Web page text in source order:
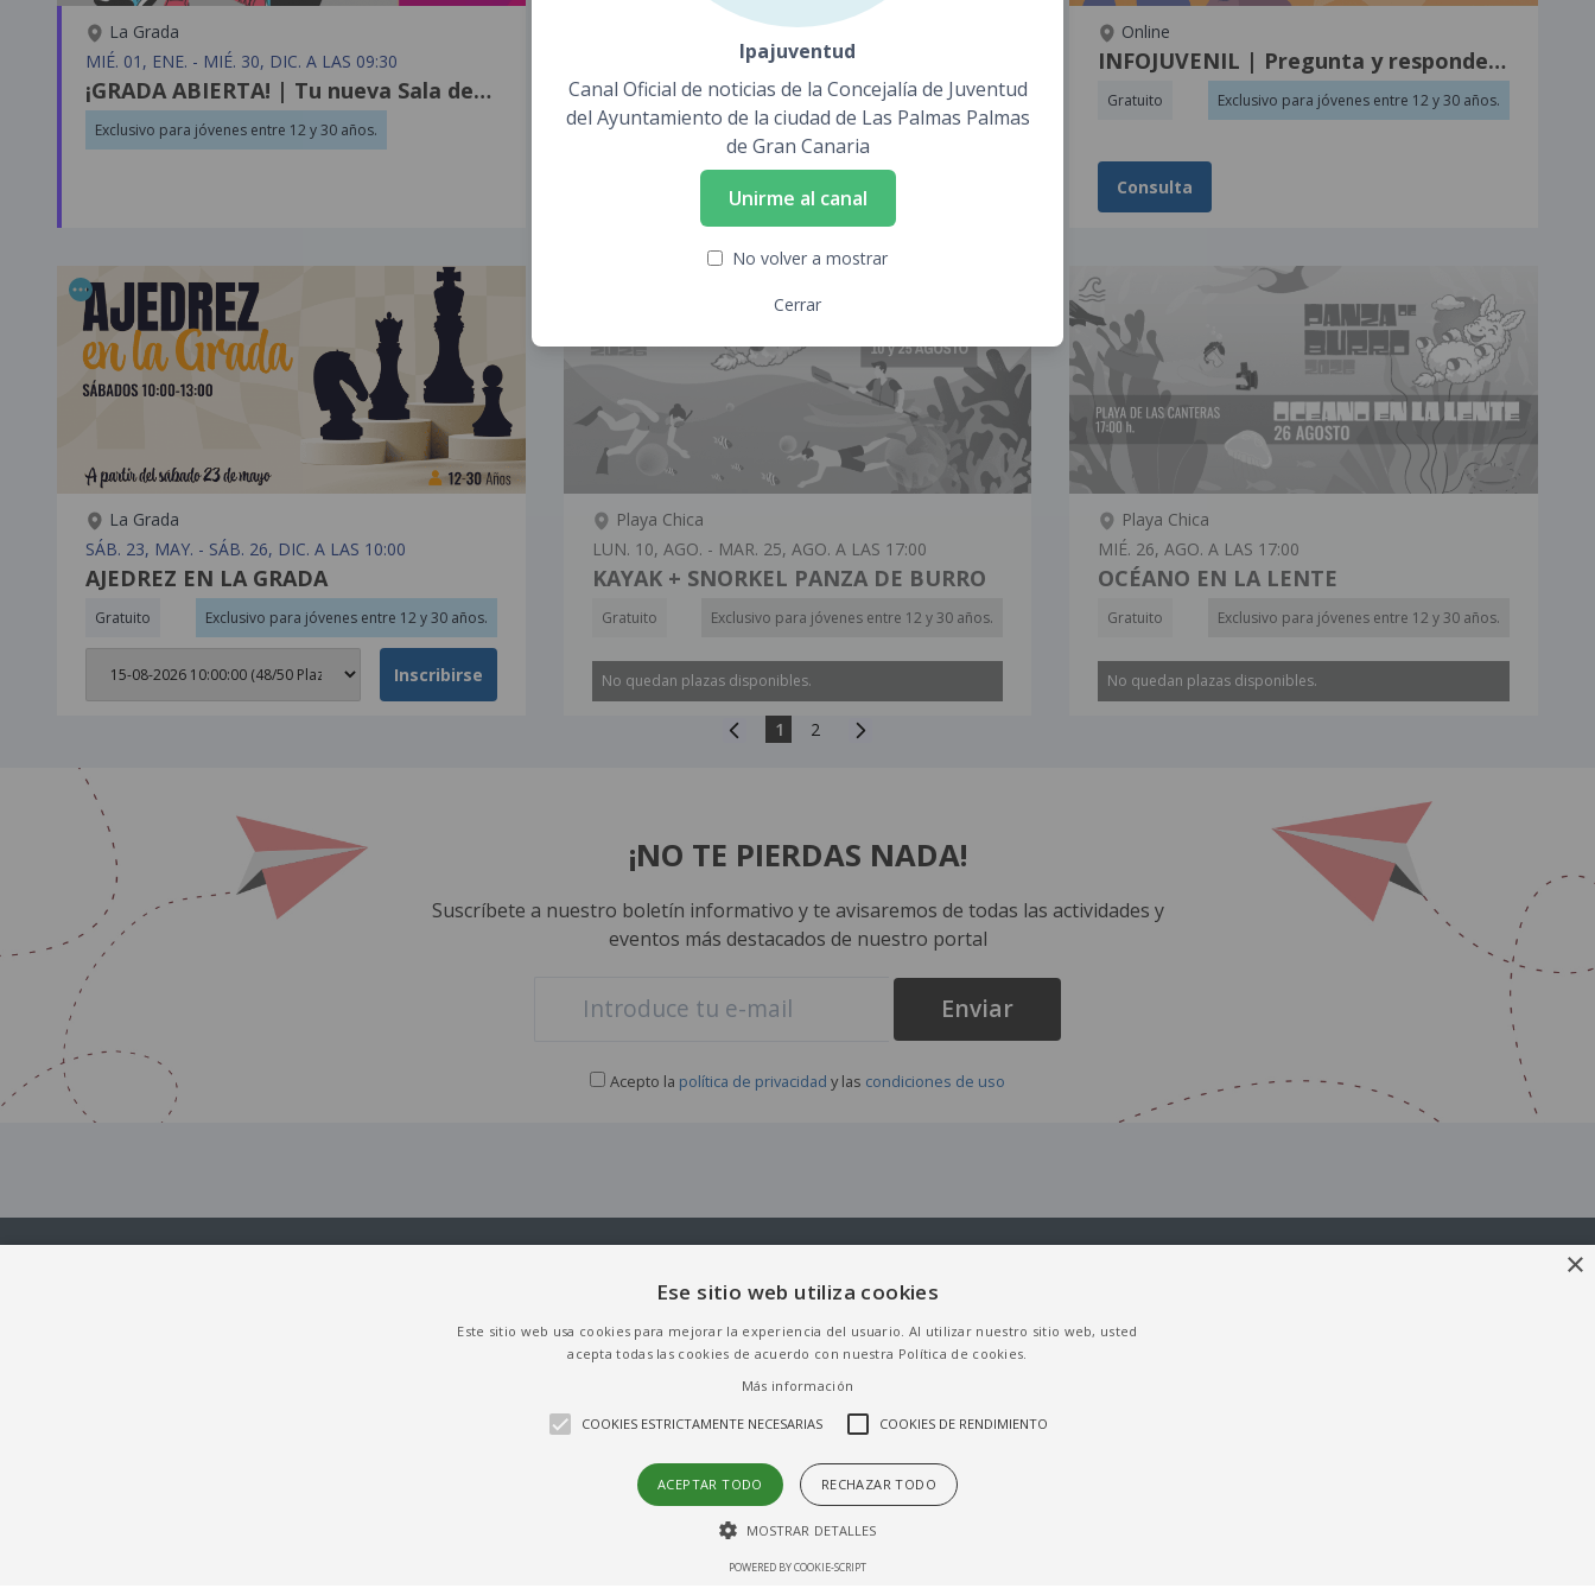
La Grada
MIÉ. 01, ENE. - MIÉ. 30, DIC. A LAS 09:30
¡GRADA ABIERTA! | Tu nueva Sala de Estudios
Exclusivo para jóvenes entre 12 y 30 años.
SÁB. 26, SEP. A LAS 08:00
Torneo “La Grada Spanish Open System”
Gratuito Exclusivo para jóvenes entre 18 y 30 años.
Inscribirse aquí
Online
INFOJUVENIL | Pregunta y respondemos
Gratuito Exclusivo para jóvenes entre 12 y 30 años.
Consulta
La Grada
SÁB. 23, MAY. - SÁB. 26, DIC. A LAS 10:00
AJEDREZ EN LA GRADA
Gratuito Exclusivo para jóvenes entre 12 y 30 años.
Inscribirse
Playa Chica
LUN. 10, AGO. - MAR. 25, AGO. A LAS 17:00
KAYAK + SNORKEL PANZA DE BURRO
Gratuito Exclusivo para jóvenes entre 12 y 30 años.
No quedan plazas disponibles.
Playa Chica
MIÉ. 26, AGO. A LAS 17:00
OCÉANO EN LA LENTE
Gratuito Exclusivo para jóvenes entre 12 y 30 años.
No quedan plazas disponibles.
1 2
¡NO TE PIERDAS NADA!
Suscríbete a nuestro boletín informativo y te avisaremos de todas las actividades y
eventos más destacados de nuestro portal
Enviar
Acepto la política de privacidad y las condiciones de uso
(abre en ventana nueva)
(abre en ventana nueva)
(abre en ventana nueva)
(abre en ventana nueva)
(abre en ventana nueva)
(abre en ventana nueva)
lpajuventud
Canal Oficial de noticias de la Concejalía de Juventud
del Ayuntamiento de la ciudad de Las Palmas Palmas
de Gran Canaria
Unirme al canal(abre en ventana nueva)
No volver a mostrar
Cerrar
×
Ese sitio web utiliza cookies
Este sitio web usa cookies para mejorar la experiencia del usuario. Al utilizar nuestro sitio web, usted
acepta todas las cookies de acuerdo con nuestra Política de cookies.
Más información
COOKIES ESTRICTAMENTE NECESARIAS COOKIES DE RENDIMIENTO
ACEPTAR TODO RECHAZAR TODO
MOSTRAR DETALLES
POWERED BY COOKIE-SCRIPT